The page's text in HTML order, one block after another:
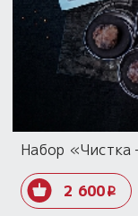
Пыльный
большое
Товары со
Товары недели
Безоплатная
Набор
2 600i